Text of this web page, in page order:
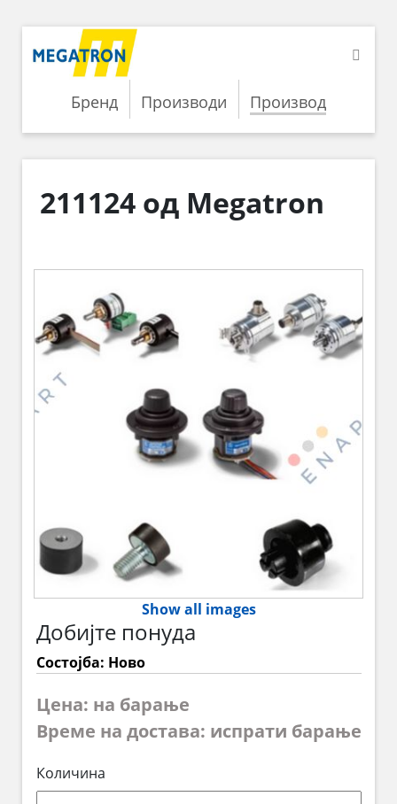
Бренд Производи Производ
211124 од Megatron
Show all images
Добијте понуда
Состојба: Ново
Цена: на барање
Време на достава: испрати барање
Количина